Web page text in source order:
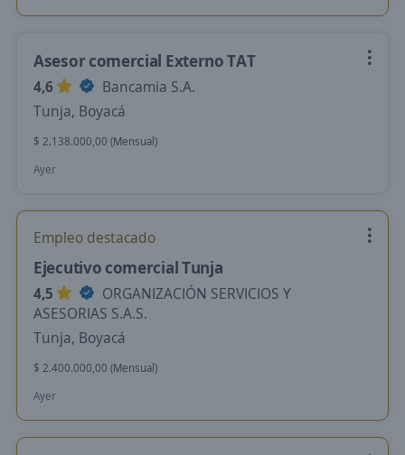
Asesor comercial Externo TAT
4,6
Bancamia S.A.
Tunja, Boyacá
$ 2.138.000,00 (Mensual)
Ayer
Empleo destacado
Ejecutivo comercial Tunja
4,5
ORGANIZACIÓN SERVICIOS Y
ASESORIAS S.A.S.
Tunja, Boyacá
$ 2.400.000,00 (Mensual)
Ayer